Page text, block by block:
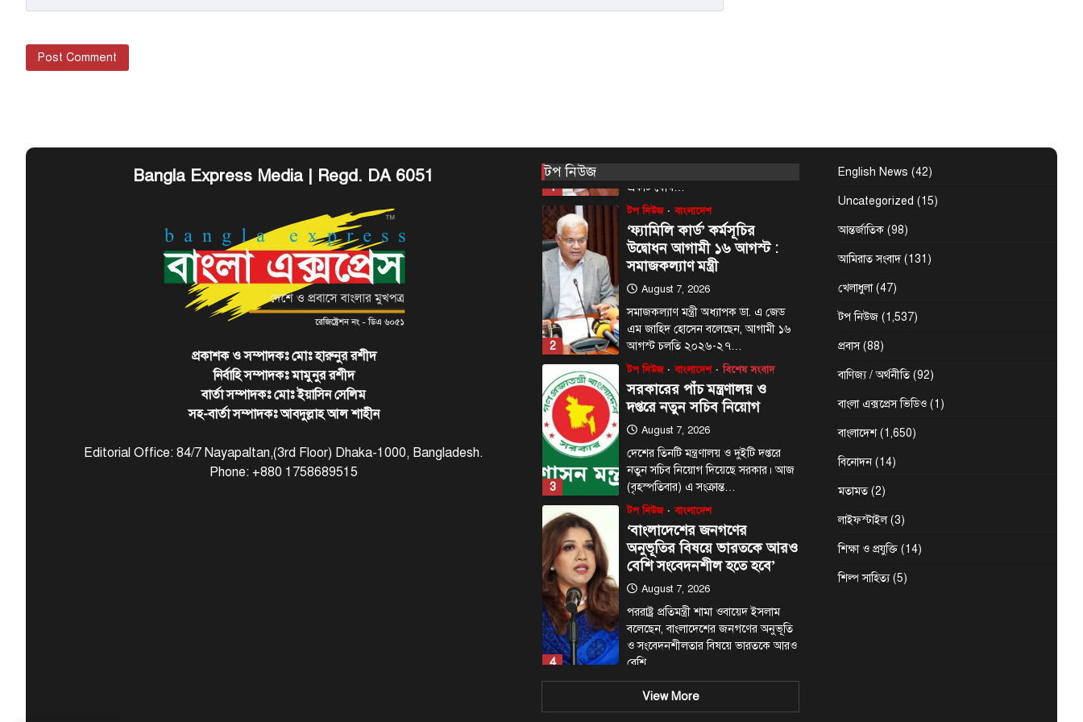
Bangla Express Media | Regd. DA 6051
প্রকাশক ও সম্পাদকঃ মোঃ হারুনুর রশীদ
নির্বাহি সম্পাদকঃ মামুনুর রশীদ
বার্তা সম্পাদকঃ মোঃ ইয়াসিন সেলিম
সহ-বার্তা সম্পাদকঃ আবদুল্লাহ আল শাহীন
Editorial Office: 84/7 Nayapaltan,(3rd Floor) Dhaka-1000, Bangladesh.
Phone: +880 1758689515
টপ নিউজ
প্রধানমন্ত্রী তারেক রহমান। আজ
1
একটি যৌথ…
2
টপ নিউজ বাংলাদেশ
‘ফ্যামিলি কার্ড’ কর্মসূচির
উদ্বোধন আগামী ১৬ আগস্ট :
সমাজকল্যাণ মন্ত্রী
August 7, 2026
সমাজকল্যাণ মন্ত্রী অধ্যাপক ডা. এ জেড
এম জাহিদ হোসেন বলেছেন, আগামী ১৬
আগস্ট চলতি ২০২৬-২৭…
3
টপ নিউজ বাংলাদেশ বিশেষ সংবাদ
সরকারের পাঁচ মন্ত্রণালয় ও
দপ্তরে নতুন সচিব নিয়োগ
August 7, 2026
দেশের তিনটি মন্ত্রণালয় ও দুইটি দপ্তরে
নতুন সচিব নিয়োগ দিয়েছে সরকার। আজ
(বৃহস্পতিবার) এ সংক্রান্ত…
4
টপ নিউজ বাংলাদেশ
‘বাংলাদেশের জনগণের
অনুভূতির বিষয়ে ভারতকে আরও
বেশি সংবেদনশীল হতে হবে’
August 7, 2026
পররাষ্ট্র প্রতিমন্ত্রী শামা ওবায়েদ ইসলাম
বলেছেন, বাংলাদেশের জনগণের অনুভূতি
ও সংবেদনশীলতার বিষয়ে ভারতকে আরও
বেশি…
টপ নিউজ বাংলাদেশ
রাজধানীর চারপাশের নদীদূষণ
View More
English News (42)
Uncategorized (15)
আন্তর্জাতিক (98)
আমিরাত সংবাদ(131)
খেলাধুলা(47)
টপ নিউজ (1,537)
প্রবাস(88)
বাণিজ্য / অর্থনীতি (92)
বাংলা এক্সপ্রেস ভিডিও (1)
বাংলাদেশ(1,650)
বিনোদন (14)
মতামত (2)
লাইফস্টাইল(3)
শিক্ষা ও প্রযুক্তি (14)
শিল্প সাহিত্য(5)